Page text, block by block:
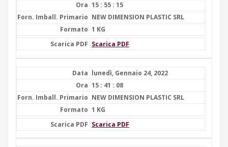
15 : 55 : 15
NEW DIMENSION PLASTIC SRL
1 KG
Scarica PDF
lunedì, Gennaio 24, 2022
15 : 41 : 08
NEW DIMENSION PLASTIC SRL
1 KG
Scarica PDF